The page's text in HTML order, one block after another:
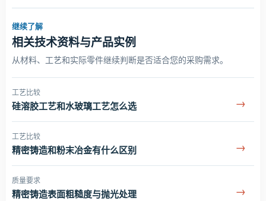
继续了解
相关技术资料与产品实例
从材料、工艺和实际零件继续判断是否适合您的采购需求。
工艺比较
硅溶胶工艺和水玻璃工艺怎么选 →
工艺比较
精密铸造和粉末冶金有什么区别 →
质量要求
精密铸造表面粗糙度与抛光处理 →